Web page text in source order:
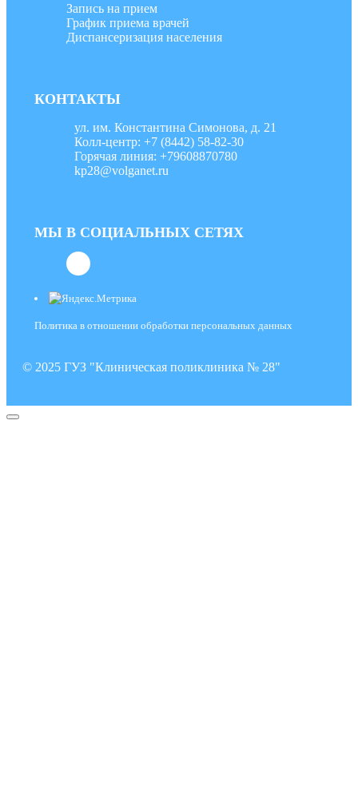
Запись на прием
График приема врачей
Диспансеризация населения
КОНТАКТЫ
ул. им. Константина Симонова, д. 21
Колл-центр: +7 (8442) 58-82-30
Горячая линия: +79608870780
kp28@volganet.ru
МЫ В СОЦИАЛЬНЫХ СЕТЯХ
Политика в отношении обработки персональных данных
© 2025 ГУЗ "Клиническая поликлиника № 28"